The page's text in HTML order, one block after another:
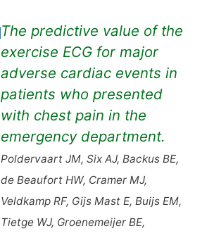
The predictive value of the
exercise ECG for major
adverse cardiac events in
patients who presented
with chest pain in the
emergency department.
Poldervaart JM, Six AJ, Backus BE,
de Beaufort HW, Cramer MJ,
Veldkamp RF, Gijs Mast E, Buijs EM,
Tietge WJ, Groenemeijer BE,